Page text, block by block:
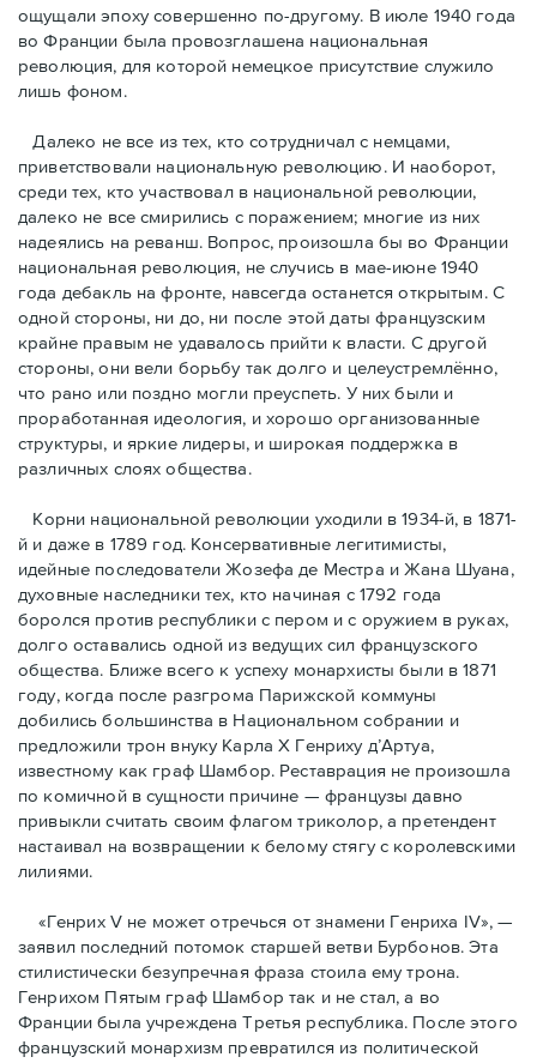
ощущали эпоху совершенно по-другому. В июле 1940 года
во Франции была провозглашена национальная
революция, для которой немецкое присутствие служило
лишь фоном.
Далеко не все из тех, кто сотрудничал с немцами,
приветствовали национальную революцию. И наоборот,
среди тех, кто участвовал в национальной революции,
далеко не все смирились с поражением; многие из них
надеялись на реванш. Вопрос, произошла бы во Франции
национальная революция, не случись в мае-июне 1940
года дебакль на фронте, навсегда останется открытым. С
одной стороны, ни до, ни после этой даты французским
крайне правым не удавалось прийти к власти. С другой
стороны, они вели борьбу так долго и целеустремлённо,
что рано или поздно могли преуспеть. У них были и
проработанная идеология, и хорошо организованные
структуры, и яркие лидеры, и широкая поддержка в
различных слоях общества.
Корни национальной революции уходили в 1934-й, в 1871-
й и даже в 1789 год. Консервативные легитимисты,
идейные последователи Жозефа де Местра и Жана Шуана,
духовные наследники тех, кто начиная с 1792 года
боролся против республики с пером и с оружием в руках,
долго оставались одной из ведущих сил французского
общества. Ближе всего к успеху монархисты были в 1871
году, когда после разгрома Парижской коммуны
добились большинства в Национальном собрании и
предложили трон внуку Карла Х Генриху д’Артуа,
известному как граф Шамбор. Реставрация не произошла
по комичной в сущности причине — французы давно
привыкли считать своим флагoм триколор, а претендент
настаивал на возвращении к белому стягу с королевскими
лилиями.
«Генрих V не может отречься от знамени Генриха IV», —
заявил последний потомок старшей ветви Бурбонов. Эта
стилистически безупречная фраза стоила ему трона.
Генрихом Пятым граф Шамбор так и не стал, а во
Франции была учреждена Третья республика. После этого
французский монархизм превратился из политической